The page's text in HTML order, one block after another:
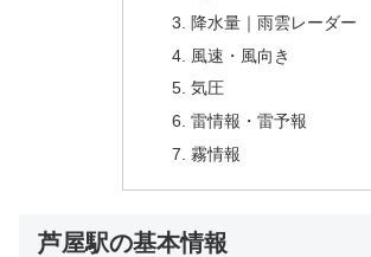
降水量｜雨雲レーダー
風速・風向き
気圧
雷情報・雷予報
霧情報
芦屋駅の基本情報